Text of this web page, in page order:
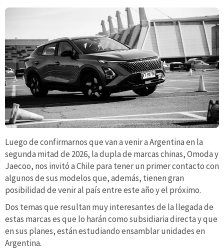
Luego de confirmarnos que van a venir a Argentina en la
segunda mitad de 2026, la dupla de marcas chinas, Omoda y
Jaecoo, nos invitó a Chile para tener un primer contacto con
algunos de sus modelos que, además, tienen gran
posibilidad de venir al país entre este año y el próximo.
Dos temas que resultan muy interesantes de la llegada de
estas marcas es que lo harán como subsidiaria directa y que
en sus planes, están estudiando ensamblar unidades en
Argentina.